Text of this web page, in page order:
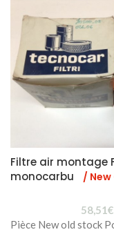
Filtre air montage
monocarbu
/
58,51€
Pièce New old stock